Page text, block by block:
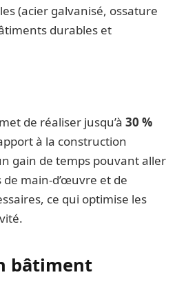
(acier galvanisé, ossature
durables et
de réaliser jusqu’à 30 %
à la construction
gain de temps pouvant aller
de main-d’œuvre et de
ce qui optimise les
bâtiment